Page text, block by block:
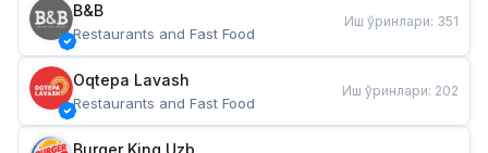
B&B
Restaurants and Fast Food
Иш ўринлари: 351
Oqtepa Lavash
Restaurants and Fast Food
Иш ўринлари: 202
Burger King Uzb